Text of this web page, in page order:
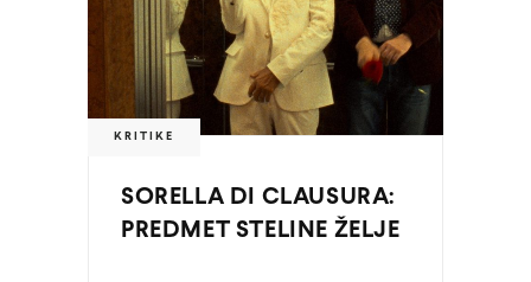
KRITIKE
SORELLA DI CLAUSURA:
PREDMET STELINE ŽELJE